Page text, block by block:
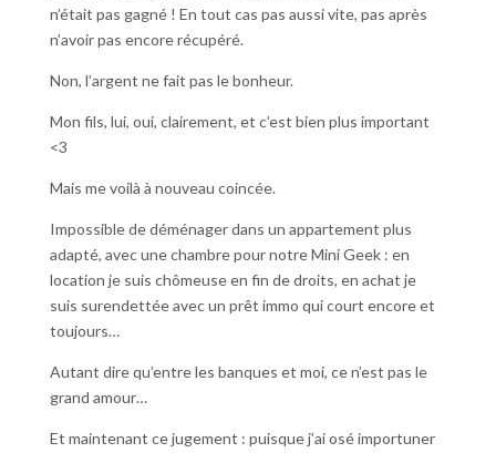
n’était pas gagné ! En tout cas pas aussi vite, pas après
n’avoir pas encore récupéré.
Non, l’argent ne fait pas le bonheur.
Mon fils, lui, oui, clairement, et c’est bien plus important
<3
Mais me voilà à nouveau coincée.
Impossible de déménager dans un appartement plus
adapté, avec une chambre pour notre Mini Geek : en
location je suis chômeuse en fin de droits, en achat je
suis surendettée avec un prêt immo qui court encore et
toujours…
Autant dire qu’entre les banques et moi, ce n’est pas le
grand amour…
Et maintenant ce jugement : puisque j’ai osé importuner